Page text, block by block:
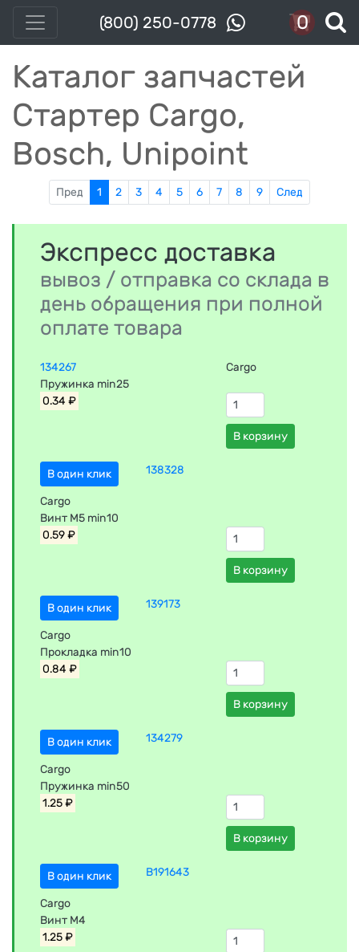
(800) 250-0778 0
Каталог запчастей
Стартер Cargo,
Bosch, Unipoint
Пред 1 2 3 4 5 6 7 8 9 След
Экспресс доставка
вывоз / отправка со склада в
день обращения при полной
оплате товара
134267
Cargo
Пружинка min25
0.34 ₽
В корзину
В один клик 138328
Cargo
Винт М5 min10
0.59 ₽
В корзину
В один клик 139173
Cargo
Прокладка min10
0.84 ₽
В корзину
В один клик 134279
Cargo
Пружинка min50
1.25 ₽
В корзину
В один клик B191643
Cargo
Винт М4
1.25 ₽